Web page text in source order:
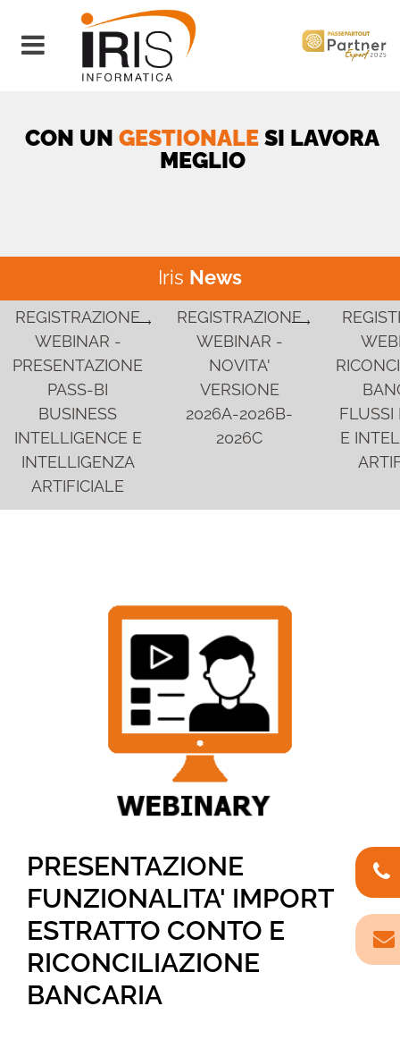
Open menu
CON UN GESTIONALE SI LAVORA
MEGLIO
Iris News
REGISTRAZIONE
WEBINAR -
PRESENTAZIONE
PASS-BI
BUSINESS
INTELLIGENCE E
INTELLIGENZA
ARTIFICIALE
REGISTRAZIONE
WEBINAR -
NOVITA'
VERSIONE
2026A-2026B-
2026C
FLUSSI
E
PRESENTAZIONE
FUNZIONALITA' IMPORT
ESTRATTO CONTO E
RICONCILIAZIONE
BANCARIA